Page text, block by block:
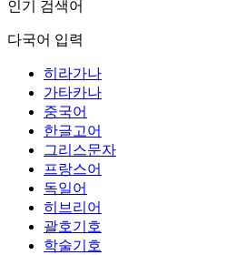
인기 검색어
다국어 입력
히라가나
가타카나
중국어
한글고어
그리스문자
프랑스어
독일어
히브리어
괄호기호
학술기호